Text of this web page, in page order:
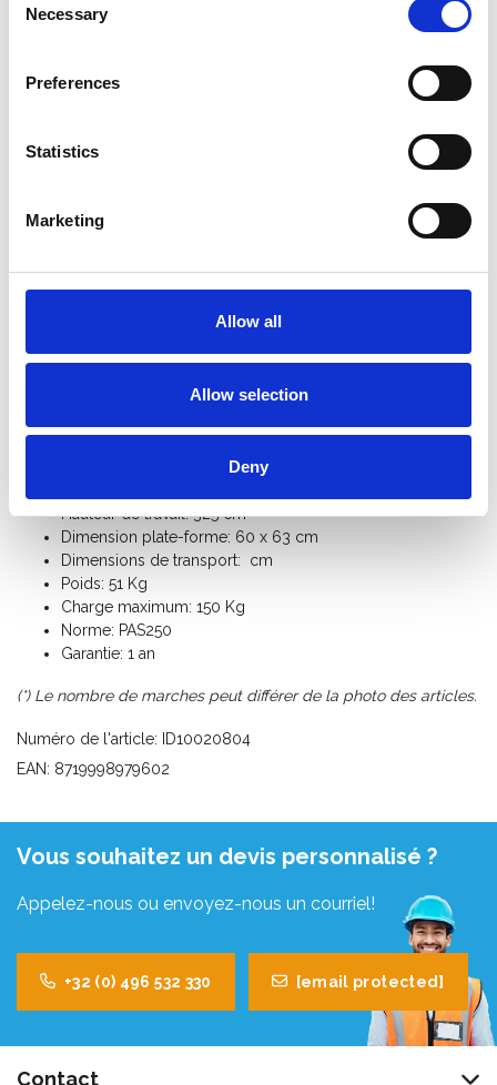
Selection
Necessary
Preferences
Statistics
Marketing
Allow all
Allow selection
Deny
Le Genex GRP-PODIUM est conçu pour répondre aux normes
hauteur de travail maximale de 3,00 m à 3,50 m, dans des zones
à haut risque telles que les usines électriques, les usines
centrales nucléaires.
Le plateforme individuelle roulante isolante en fibre de verre
Genex est pliable et facilement déplaçable grâce à ses roues.
Spécifications:
L'espace entre les marches: 25 cm
Hauteur de travail: 325 cm
Dimension plate-forme: 60 x 63 cm
Dimensions de transport: cm
Poids: 51 Kg
Charge maximum: 150 Kg
Norme: PAS250
Garantie: 1 an
(*) Le nombre de marches peut différer de la photo des articles.
Numéro de l'article: ID10020804
EAN: 8719998979602
Vous souhaitez un devis personnalisé ?
Appelez-nous ou envoyez-nous un courriel!
+32 (0) 496 532 330 [email protected]
Contact